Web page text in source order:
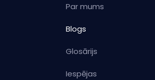
Par mums
Blogs
Glosārijs
Iespējas